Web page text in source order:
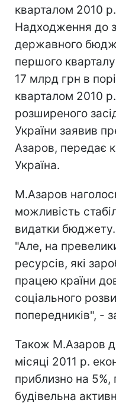
кварталом 2010 р.
Надходження до
державного
першого
17 млрд грн в
кварталом 2010
розширеного
України заявив
Азаров, передає
Україна.
М.Азаров
можливість
видатки бюджету.
"Але, на
ресурсів, які
працею країни
соціального
попередників", -
Також М.Азаров
місяці 2011 р.
приблизно на
будівельна